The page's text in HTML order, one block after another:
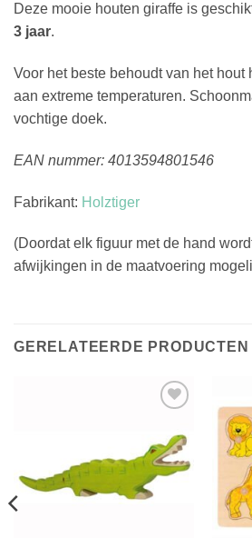
Deze mooie houten giraffe is
3 jaar.
Voor het beste behoudt van het hout
aan extreme temperaturen.
vochtige doek.
EAN nummer: 4013594801546
Fabrikant: Holztiger
(Doordat elk figuur met de hand
afwijkingen in de maatvoering
GERELATEERDE PRODUCTEN
verlanglijst